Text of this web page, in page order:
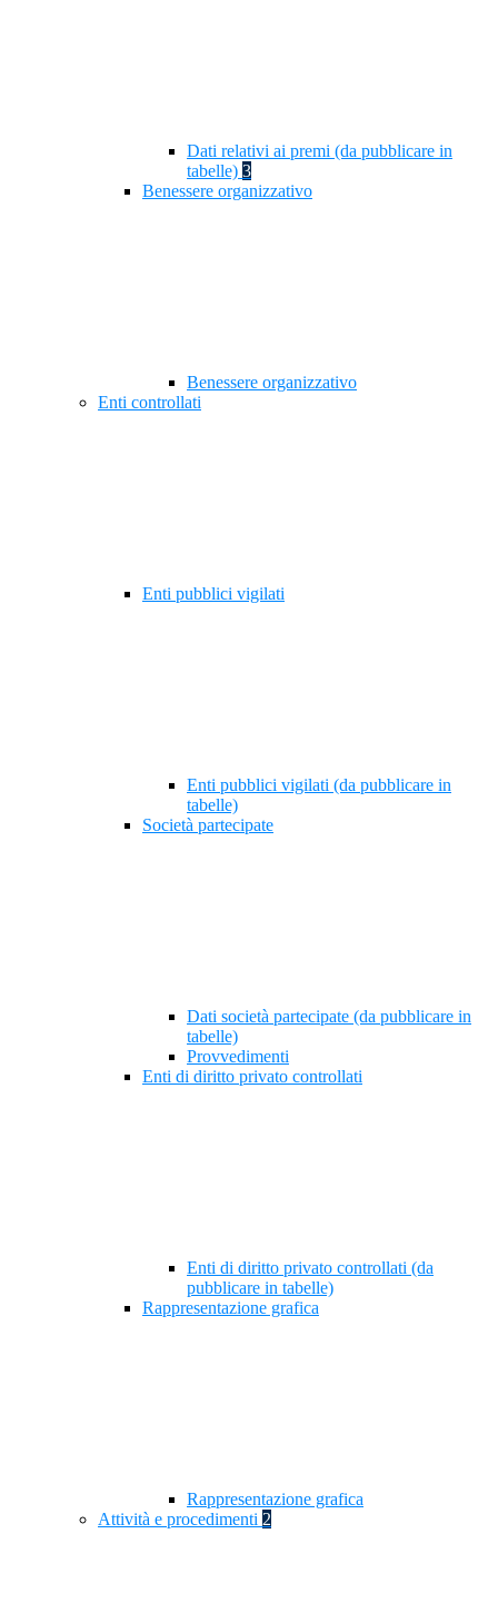
Dati relativi ai premi (da pubblicare in
tabelle) 3
Benessere organizzativo
Benessere organizzativo
Enti controllati
Enti pubblici vigilati
Enti pubblici vigilati (da pubblicare in
tabelle)
Società partecipate
Dati società partecipate (da pubblicare in
tabelle)
Provvedimenti
Enti di diritto privato controllati
Enti di diritto privato controllati (da
pubblicare in tabelle)
Rappresentazione grafica
Rappresentazione grafica
Attività e procedimenti 2